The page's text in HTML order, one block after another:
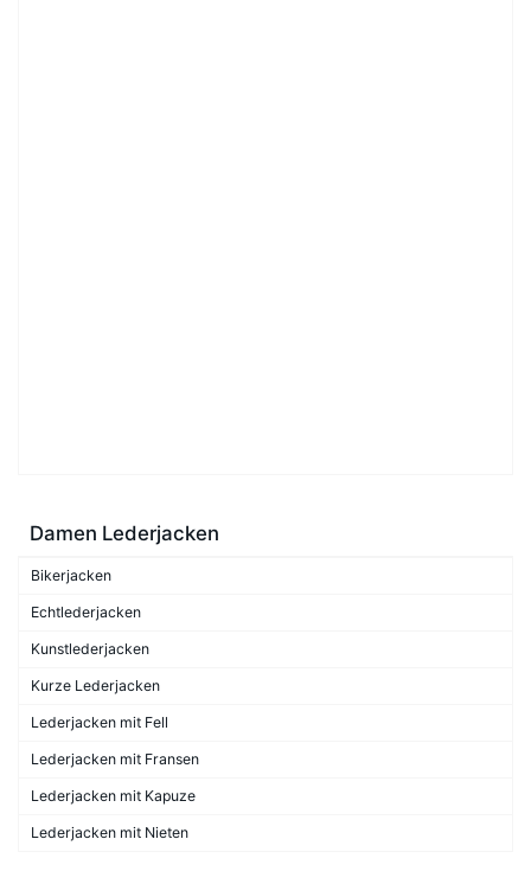
Damen Lederjacken
Bikerjacken
Echtlederjacken
Kunstlederjacken
Kurze Lederjacken
Lederjacken mit Fell
Lederjacken mit Fransen
Lederjacken mit Kapuze
Lederjacken mit Nieten